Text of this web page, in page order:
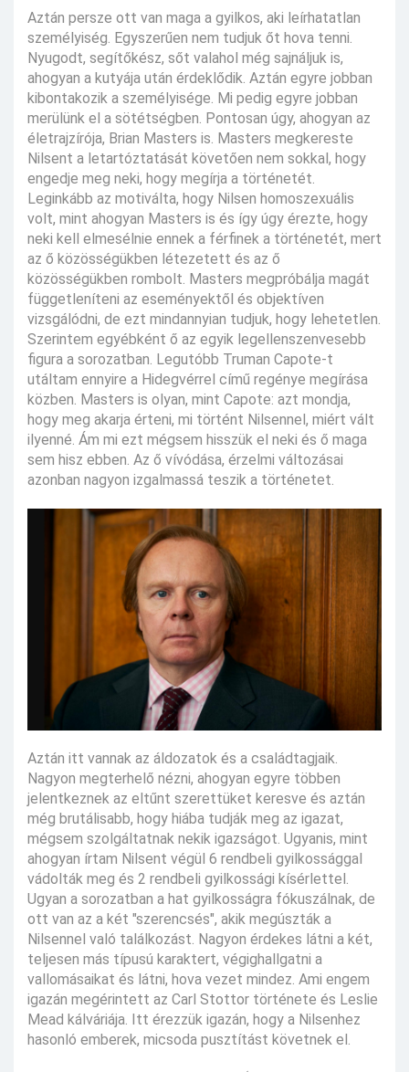
Aztán persze ott van maga a gyilkos, aki leírhatatlan
személyiség. Egyszerűen nem tudjuk őt hova tenni.
Nyugodt, segítőkész, sőt valahol még sajnáljuk is,
ahogyan a kutyája után érdeklődik. Aztán egyre jobban
kibontakozik a személyisége. Mi pedig egyre jobban
merülünk el a sötétségben. Pontosan úgy, ahogyan az
életrajzírója, Brian Masters is. Masters megkereste
Nilsent a letartóztatását követően nem sokkal, hogy
engedje meg neki, hogy megírja a történetét.
Leginkább az motiválta, hogy Nilsen homoszexuális
volt, mint ahogyan Masters is és így úgy érezte, hogy
neki kell elmesélnie ennek a férfinek a történetét, mert
az ő közösségükben létezetett és az ő
közösségükben rombolt. Masters megpróbálja magát
függetleníteni az eseményektől és objektíven
vizsgálódni, de ezt mindannyian tudjuk, hogy lehetetlen.
Szerintem egyébként ő az egyik legellenszenvesebb
figura a sorozatban. Legutóbb Truman Capote-t
utáltam ennyire a Hidegvérrel című regénye megírása
közben. Masters is olyan, mint Capote: azt mondja,
hogy meg akarja érteni, mi történt Nilsennel, miért vált
ilyenné. Ám mi ezt mégsem hisszük el neki és ő maga
sem hisz ebben. Az ő vívódása, érzelmi változásai
azonban nagyon izgalmassá teszik a történetet.
Aztán itt vannak az áldozatok és a családtagjaik.
Nagyon megterhelő nézni, ahogyan egyre többen
jelentkeznek az eltűnt szerettüket keresve és aztán
még brutálisabb, hogy hiába tudják meg az igazat,
mégsem szolgáltatnak nekik igazságot. Ugyanis, mint
ahogyan írtam Nilsent végül 6 rendbeli gyilkossággal
vádolták meg és 2 rendbeli gyilkossági kísérlettel.
Ugyan a sorozatban a hat gyilkosságra fókuszálnak, de
ott van az a két "szerencsés", akik megúszták a
Nilsennel való találkozást. Nagyon érdekes látni a két,
teljesen más típusú karaktert, végighallgatni a
vallomásaikat és látni, hova vezet mindez. Ami engem
igazán megérintett az Carl Stottor története és Leslie
Mead kálváriája. Itt érezzük igazán, hogy a Nilsenhez
hasonló emberek, micsoda pusztítást követnek el.